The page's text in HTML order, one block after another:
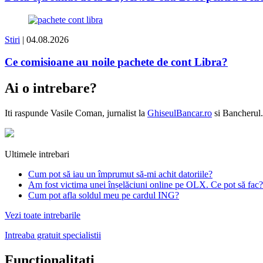
Stiri | 04.08.2026
Ce comisioane au noile pachete de cont Libra?
Ai o intrebare?
Iti raspunde Vasile Coman, jurnalist la GhiseulBancar.ro si
Ultimele intrebari
Cum pot să iau un împrumut să-mi achit datoriile?
Am fost victima unei înșelăciuni online pe OLX. Ce pot să fac?
Cum pot afla soldul meu pe cardul ING?
Vezi toate intrebarile
Intreaba gratuit specialistii